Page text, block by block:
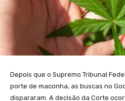
Depois que o Supremo Tribunal
porte de maconha, as buscas no
dispararam. A decisão da Corte